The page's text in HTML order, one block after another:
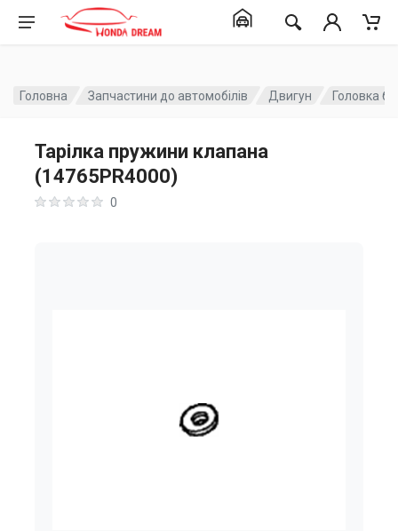
Головна Запчастини до автомобілів Двигун Головка
Тарілка пружини клапана
(14765PR4000)
0